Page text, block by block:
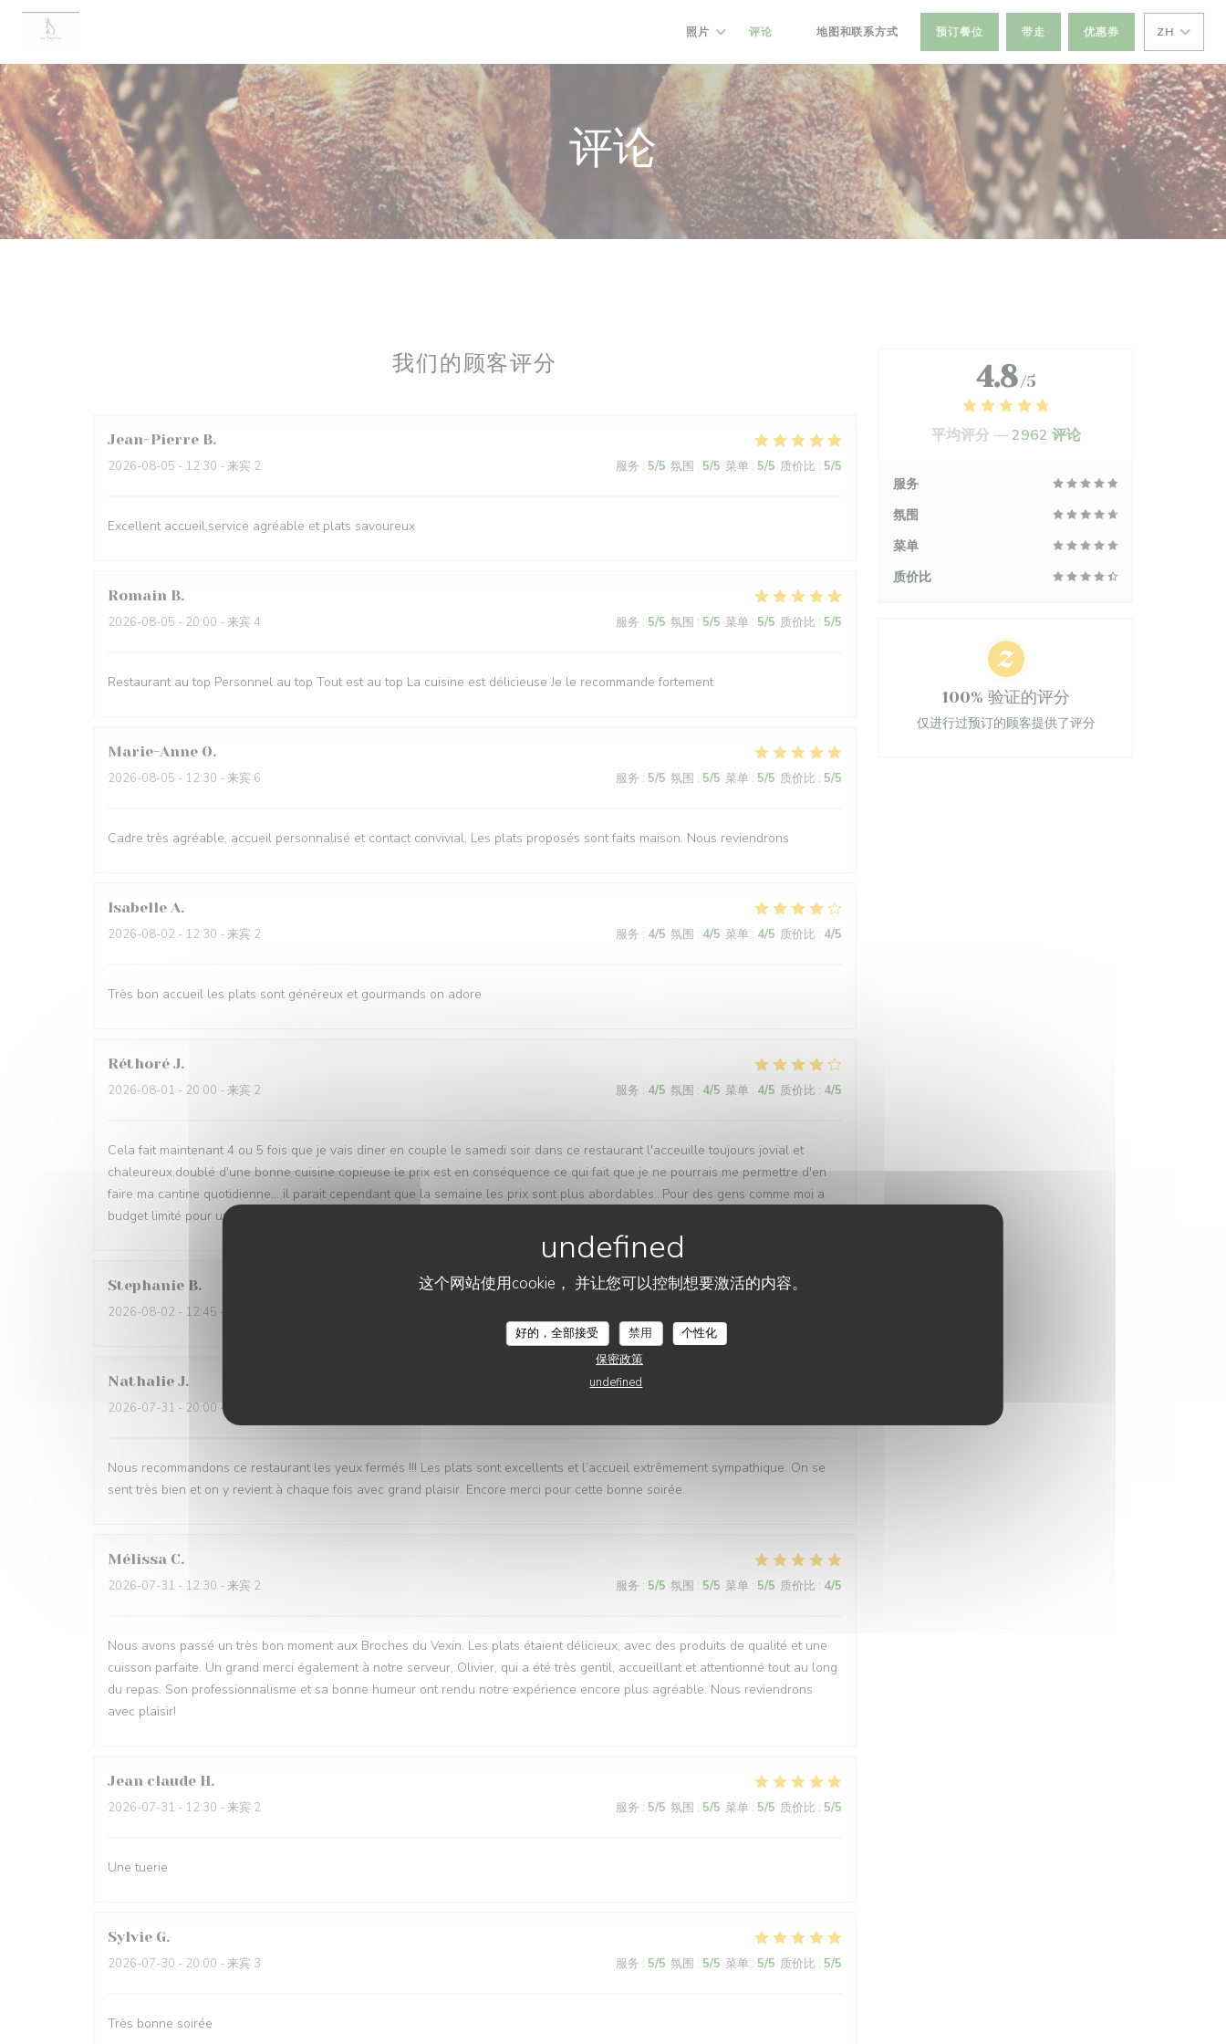
Cookie管理面板
这个网站使用cookie， 并让您可以控制想要激活的内容。
好的，全部接受 禁用
个性化
保密政策
undefined
照片 评论
((在新窗口中打开))
地图和联系方式 预订餐位 带走 优惠券 ZH
评论
我们的顾客评分
Jean-Pierre B
2026-08-05 - 12:30 - 来宾 2 服务 : 5/5 氛围 : 5/5 菜单 : 5/5 质价比 : 5/5
Excellent accueil,service agréable et plats savoureux
Romain B
2026-08-05 - 20:00 - 来宾 4 服务 : 5/5 氛围 : 5/5 菜单 : 5/5 质价比 : 5/5
Restaurant au top Personnel au top Tout est au top La cuisine est délicieuse Je le recommande fortement
Marie-Anne O
2026-08-05 - 12:30 - 来宾 6 服务 : 5/5 氛围 : 5/5 菜单 : 5/5 质价比 : 5/5
Cadre très agréable, accueil personnalisé et contact convivial. Les plats proposés sont faits maison. Nous reviendrons
Isabelle A
2026-08-02 - 12:30 - 来宾 2 服务 : 4/5 氛围 : 4/5 菜单 : 4/5 质价比 : 4/5
Très bon accueil les plats sont généreux et gourmands on adore
Réthoré J
2026-08-01 - 20:00 - 来宾 2 服务 : 4/5 氛围 : 4/5 菜单 : 4/5 质价比 : 4/5
Cela fait maintenant 4 ou 5 fois que je vais diner en couple le samedi soir dans ce restaurant l'acceuille toujours jovial et
chaleureux,doublé d'une bonne cuisine copieuse le prix est en conséquence ce qui fait que je ne pourrais me permettre d'en
faire ma cantine quotidienne... il parait cependant que la semaine les prix sont plus abordables...Pour des gens comme moi a
budget limité pour une sortie de loin en loin ,je recommande.....
Stephanie B
2026-08-02 - 12:45 - 来宾 4
Nathalie J
2026-07-31 - 20:00 - 来宾 6
Nous recommandons ce restaurant les yeux fermés !!! Les plats sont excellents et l’accueil extrêmement sympathique. On se
sent très bien et on y revient à chaque fois avec grand plaisir. Encore merci pour cette bonne soirée.
Mélissa C
2026-07-31 - 12:30 - 来宾 2 服务 : 5/5 氛围 : 5/5 菜单 : 5/5 质价比 : 4/5
Nous avons passé un très bon moment aux Broches du Vexin. Les plats étaient délicieux, avec des produits de qualité et une
cuisson parfaite. Un grand merci également à notre serveur, Olivier, qui a été très gentil, accueillant et attentionné tout au long
du repas. Son professionnalisme et sa bonne humeur ont rendu notre expérience encore plus agréable. Nous reviendrons
avec plaisir!
Jean claude H
2026-07-31 - 12:30 - 来宾 2 服务 : 5/5 氛围 : 5/5 菜单 : 5/5 质价比 : 5/5
Une tuerie
Sylvie G
2026-07-30 - 20:00 - 来宾 3 服务 : 5/5 氛围 : 5/5 菜单 : 5/5 质价比 : 5/5
Très bonne soirée
4.8 /5
平均评分 —2962 评论
服务
氛围
菜单
质价比
100% 验证的评分
仅进行过预订的顾客提供了评分